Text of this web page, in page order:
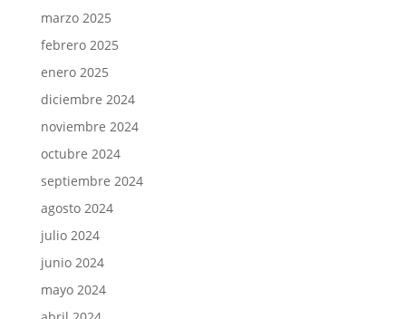
marzo 2025
febrero 2025
enero 2025
diciembre 2024
noviembre 2024
octubre 2024
septiembre 2024
agosto 2024
julio 2024
junio 2024
mayo 2024